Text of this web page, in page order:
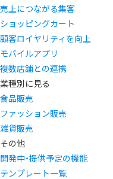
売上につながる集客
ショッピングカート
顧客ロイヤリティを向上
モバイルアプリ
複数店舗との連携
業種別に見る
食品販売
ファッション販売
雑貨販売
その他
開発中・提供予定の機能
テンプレート一覧